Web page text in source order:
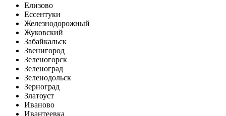
Елизово
Ессентуки
Железнодорожный
Жуковский
Забайкальск
Звенигород
Зеленогорск
Зеленоград
Зеленодольск
Зерноград
Златоуст
Иваново
Ивантеевка